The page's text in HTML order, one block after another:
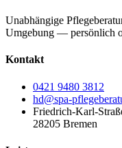
Unabhängige
Umgebung — persönlich
Kontakt
0421 9480 3812
hd@spa-
Friedrich-Karl-
28205 Bremen